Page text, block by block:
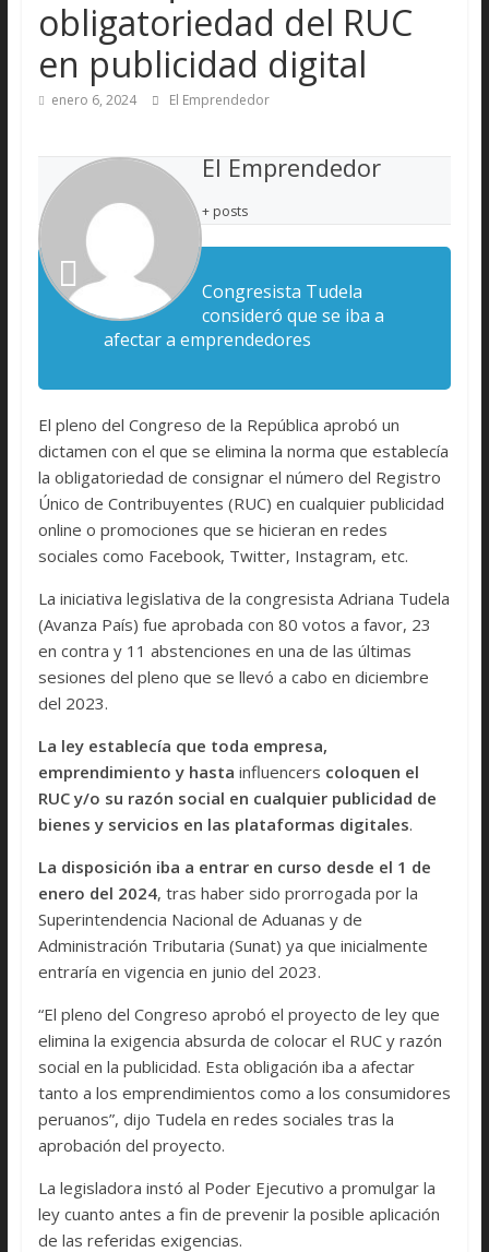
obligatoriedad del RUC
en publicidad digital
enero 6, 2024 El Emprendedor
El Emprendedor
+ posts
Congresista Tudela
consideró que se iba a
afectar a emprendedores
El pleno del Congreso de la República aprobó un
dictamen con el que se elimina la norma que establecía
la obligatoriedad de consignar el número del Registro
Único de Contribuyentes (RUC) en cualquier publicidad
online o promociones que se hicieran en redes
sociales como Facebook, Twitter, Instagram, etc.
La iniciativa legislativa de la congresista Adriana Tudela
(Avanza País) fue aprobada con 80 votos a favor, 23
en contra y 11 abstenciones en una de las últimas
sesiones del pleno que se llevó a cabo en diciembre
del 2023.
La ley establecía que toda empresa,
emprendimiento y hasta influencers coloquen el
RUC y/o su razón social en cualquier publicidad de
bienes y servicios en las plataformas digitales.
La disposición iba a entrar en curso desde el 1 de
enero del 2024, tras haber sido prorrogada por la
Superintendencia Nacional de Aduanas y de
Administración Tributaria (Sunat) ya que inicialmente
entraría en vigencia en junio del 2023.
“El pleno del Congreso aprobó el proyecto de ley que
elimina la exigencia absurda de colocar el RUC y razón
social en la publicidad. Esta obligación iba a afectar
tanto a los emprendimientos como a los consumidores
peruanos”, dijo Tudela en redes sociales tras la
aprobación del proyecto.
La legisladora instó al Poder Ejecutivo a promulgar la
ley cuanto antes a fin de prevenir la posible aplicación
de las referidas exigencias.